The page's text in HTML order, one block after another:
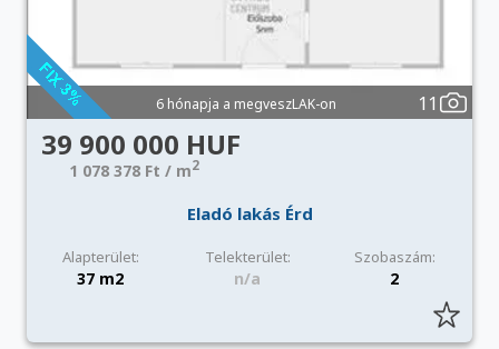
6 hónapja a megveszLAK-on 11
39 900 000 HUF
1 078 378 Ft / m2
Eladó lakás Érd
Alapterület: Telekterület: Szobaszám:
37 m2 n/a 2